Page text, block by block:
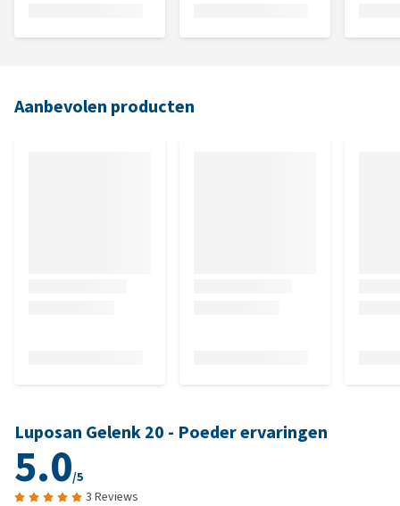
Aanbevolen producten
Luposan Gelenk 20 - Poeder ervaringen
5.0/5
3 Reviews